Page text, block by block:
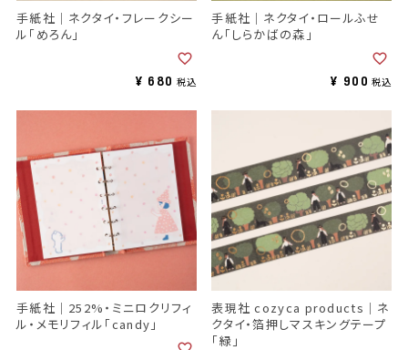
手紙社｜ネクタイ・フレークシー
ル「めろん」
¥ 680 税込
手紙社｜ネクタイ・ロールふせ
ん「しらかばの森」
¥ 900 税込
手紙社｜252%・ミニロクリフィ
ル・メモリフィル「candy」
表現社 cozyca products｜ネ
クタイ・箔押しマスキングテープ
「緑」